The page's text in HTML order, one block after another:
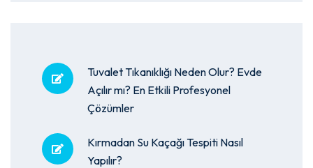
Tuvalet Tıkanıklığı Neden Olur? Evde
Açılır mı? En Etkili Profesyonel
Çözümler
Kırmadan Su Kaçağı Tespiti Nasıl
Yapılır?